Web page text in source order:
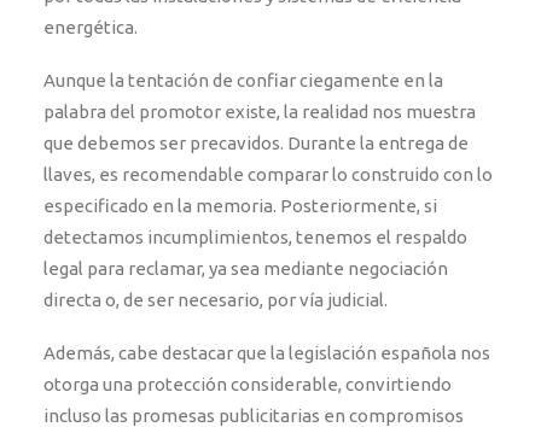
energética.
Aunque la tentación de confiar ciegamente en la
palabra del promotor existe, la realidad nos muestra
que debemos ser precavidos. Durante la entrega de
llaves, es recomendable comparar lo construido con lo
especificado en la memoria. Posteriormente, si
detectamos incumplimientos, tenemos el respaldo
legal para reclamar, ya sea mediante negociación
directa o, de ser necesario, por vía judicial.
Además, cabe destacar que la legislación española nos
otorga una protección considerable, convirtiendo
incluso las promesas publicitarias en compromisos